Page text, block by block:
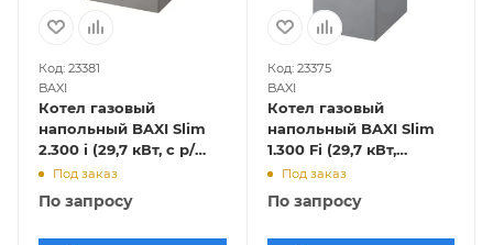
Код: 23381
BAXI
Котел газовый
напольный BAXI Slim
2.300 i (29,7 кВт, с р/
баком и насосом,
Под заказ
По запросу
Код: 23375
BAXI
Котел газовый
напольный BAXI Slim
1.300 Fi (29,7 кВт,
одноконтурный,
насосом)
Под заказ
По запросу